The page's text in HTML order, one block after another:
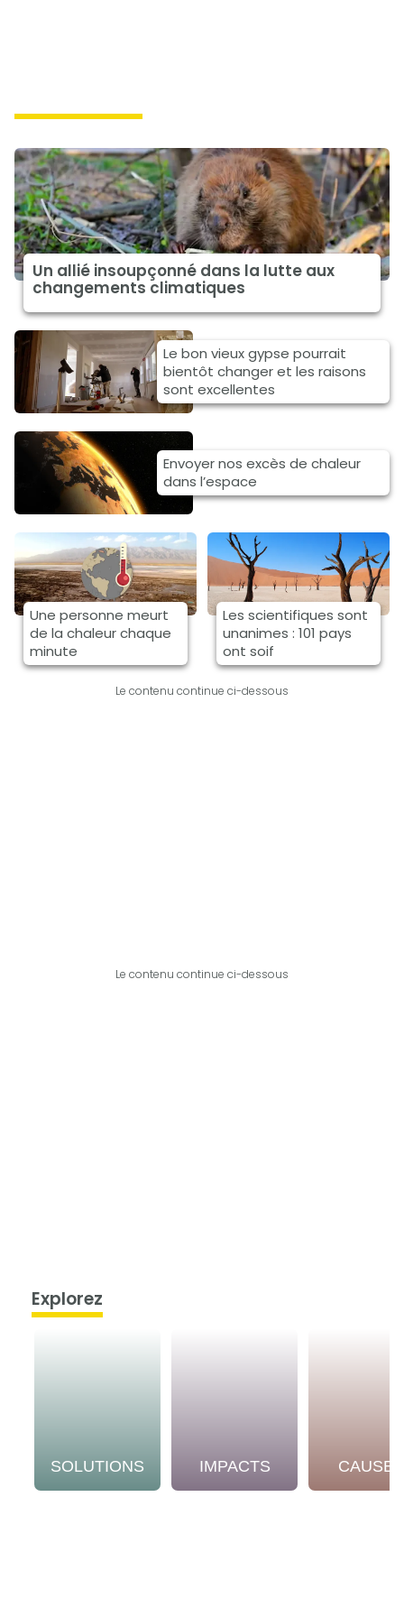
Un allié insoupçonné dans la lutte aux
changements climatiques
Le bon vieux gypse pourrait
bientôt changer et les raisons
sont excellentes
Envoyer nos excès de chaleur
dans l’espace
Une personne meurt
de la chaleur chaque
minute
Les scientifiques sont
unanimes : 101 pays
ont soif
Le contenu continue ci-dessous
Le contenu continue ci-dessous
Explorez
SOLUTIONS IMPACTS CAUSES